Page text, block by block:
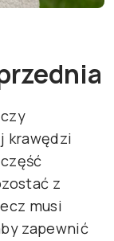
krawędzi
z
musi
zapewnić